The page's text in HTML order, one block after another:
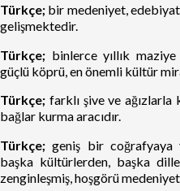
Türkçe; bir medeniyet,
gelişmektedir.
Türkçe; binlerce yıllık
güçlü köprü, en önemli kültür
Türkçe; farklı şive ve ağızlarla
bağlar kurma aracıdır.
Türkçe; geniş bir coğrafyaya
başka kültürlerden, başka
zenginleşmiş, hoşgörü